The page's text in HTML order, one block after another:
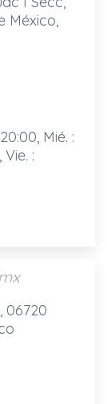
México,
Mié. :
:
06720